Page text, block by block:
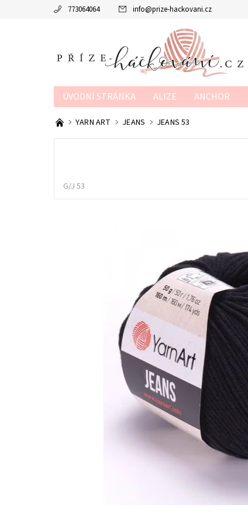
773064064 info@prize-hackovani.cz
ÚVODNÍ STRÁNKA ALIZE ANCHOR
MTP
NAKO POUKAZY
YARN ART JEANS JEANS 53
G/J 53